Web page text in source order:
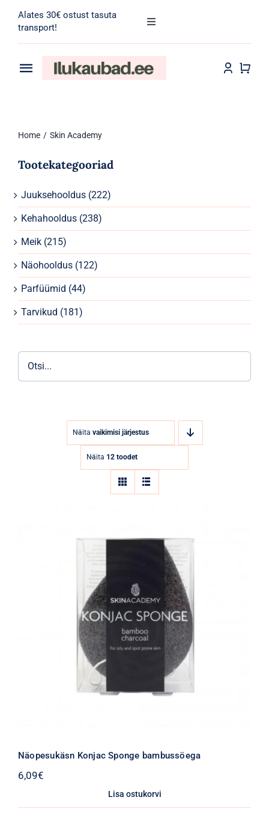
content
Alates 30€ ostust tasuta
transport!
Toggle
for:
Toggle
Näohooldus
Kehahooldus
Meik
Tarvikud
Kaubamärgid
Home Skin Academy
Tootekategooriad
Juuksehooldus (222)
Kehahooldus (238)
Meik (215)
Näohooldus (122)
Parfüümid (44)
Tarvikud (181)
Näita vaikimisi järjestus
Näita 12 toodet
Näopesukäsn Konjac Sponge bambussöega
6,09€
Lisa ostukorvi